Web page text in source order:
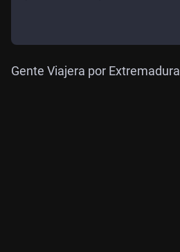
Gente Viajera por Extremadura